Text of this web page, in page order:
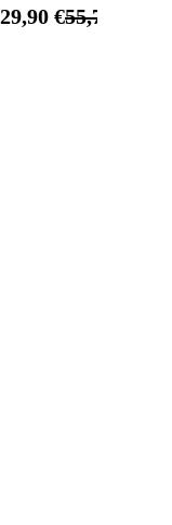
29,90 €55,75 €